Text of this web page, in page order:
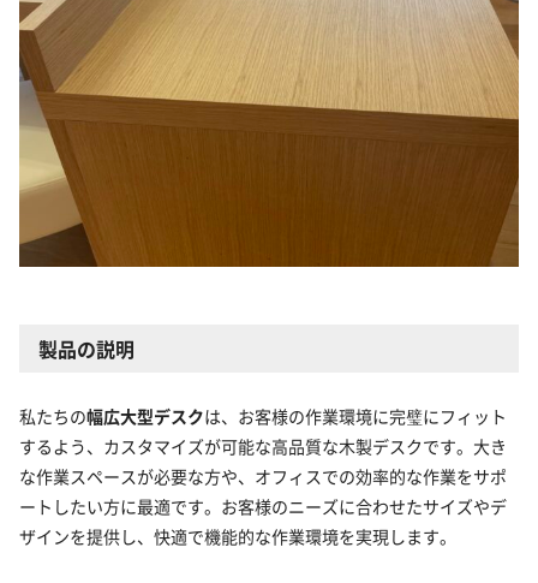
製品の説明
私たちの幅広大型デスクは、お客様の作業環境に完璧にフィット
するよう、カスタマイズが可能な高品質な木製デスクです。大き
な作業スペースが必要な方や、オフィスでの効率的な作業をサポ
ートしたい方に最適です。お客様のニーズに合わせたサイズやデ
ザインを提供し、快適で機能的な作業環境を実現します。